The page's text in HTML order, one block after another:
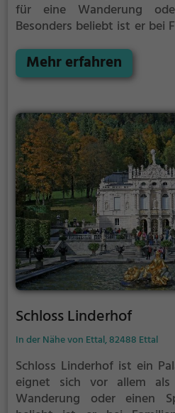
für eine Wanderung
Besonders beliebt ist er bei
historische Aspekte aus
und bietet einen kleinen
Mehr erfahren
Schloss Linderhof
In der Nähe von Ettal, 82488 Ettal
Schloss Linderhof ist ein
eignet sich vor allem
Wanderung oder einen